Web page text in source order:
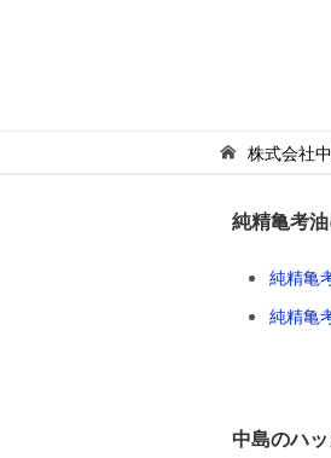
株式会社
純精亀考
純精亀
純精亀
中島のハ